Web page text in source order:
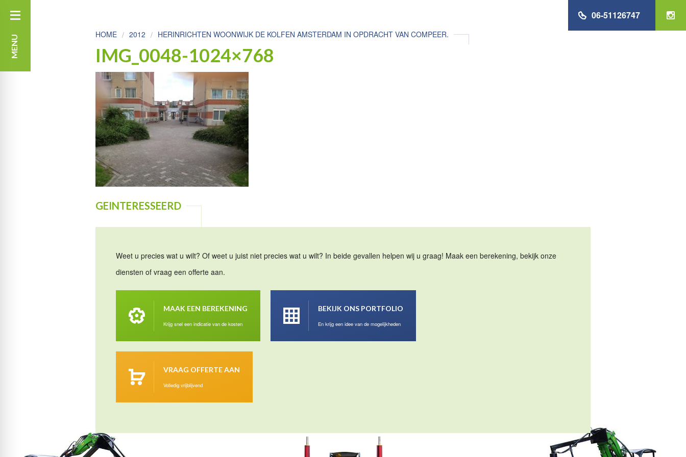
MENU
06-51126747
HOME 2012 HERINRICHTEN WOONWIJK DE KOLFEN AMSTERDAM IN OPDRACHT VAN COMPEER.
IMG_0048-1024×768
GEINTERESSEERD
Weet u precies wat u wilt? Of weet u juist niet precies wat u wilt? In beide gevallen helpen wij u graag! Maak een berekening, bekijk onze
diensten of vraag een offerte aan.
MAAK EEN BEREKENING
Krijg snel een indicatie van de kosten
BEKIJK ONS PORTFOLIO
En krijg een idee van de mogelijkheden
VRAAG OFFERTE AAN
Volledig vrijblijvend